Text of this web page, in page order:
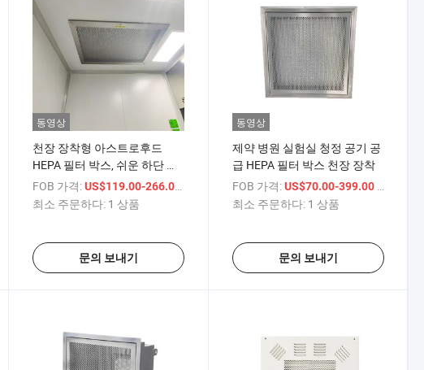
동영상
천장 장착형 아스트로후드
HEPA 필터 박스, 쉬운 하단 필
터 교체 가능
FOB 가격: US$119.00-266.00
최소 주문하다: 1 상품
문의 보내기
동영상
제약 병원 실험실 청정 공기 공
급 HEPA 필터 박스 천장 장착
FOB 가격: US$70.00-399.00
최소 주문하다: 1 상품
문의 보내기